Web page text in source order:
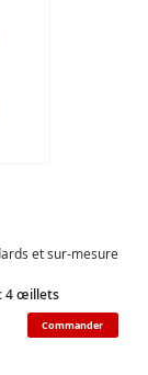
et sur-mesure
4 œillets
Commander